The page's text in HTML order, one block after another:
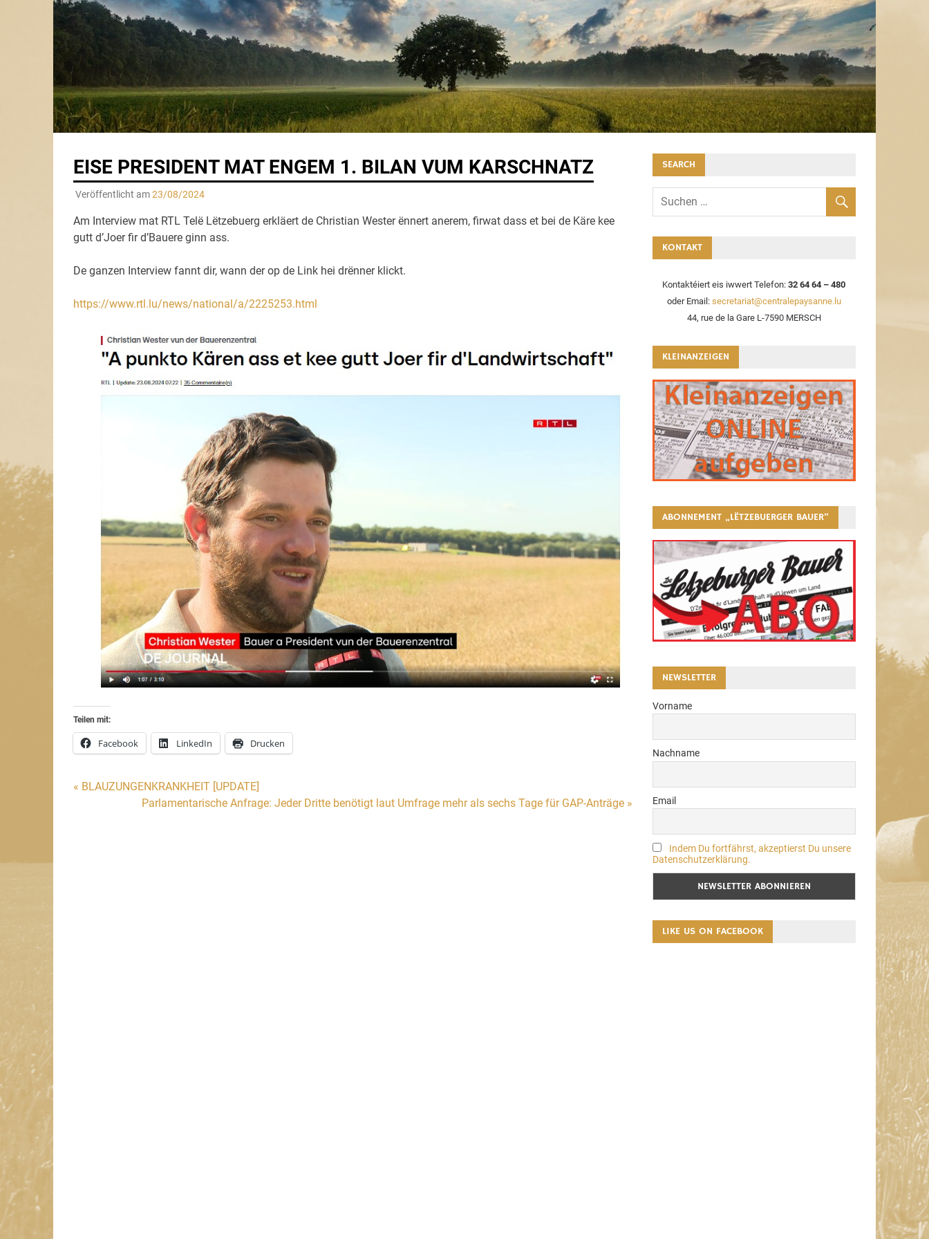
EISE PRESIDENT MAT ENGEM 1. BILAN VUM KARSCHNATZ
Veröffentlicht am23/08/2024
Am Interview mat RTL Telë Lëtzebuerg erkläert de Christian Wester ënnert anerem, firwat dass et bei de Käre kee
gutt d’Joer fir d’Bauere ginn ass.
De ganzen Interview fannt dir, wann der op de Link hei drënner klickt.
https://www.rtl.lu/news/national/a/2225253.html
Teilen mit:
Facebook LinkedIn Drucken
Beitragsnavigation
« BLAUZUNGENKRANKHEIT [UPDATE]
Parlamentarische Anfrage: Jeder Dritte benötigt laut Umfrage mehr als sechs Tage für GAP-Anträge »
SEARCH
KONTAKT
Kontaktéiert eis iwwert Telefon:32 64 64 – 480
oder Email: secretariat@centralepaysanne.lu
44, rue de la Gare L-7590 MERSCH
KLEINANZEIGEN
ABONNEMENT „LËTZEBUERGER BAUER“
NEWSLETTER
Vorname
Nachname
Email
Indem Du fortfährst, akzeptierst Du unsere
Datenschutzerklärung.
LIKE US ON FACEBOOK